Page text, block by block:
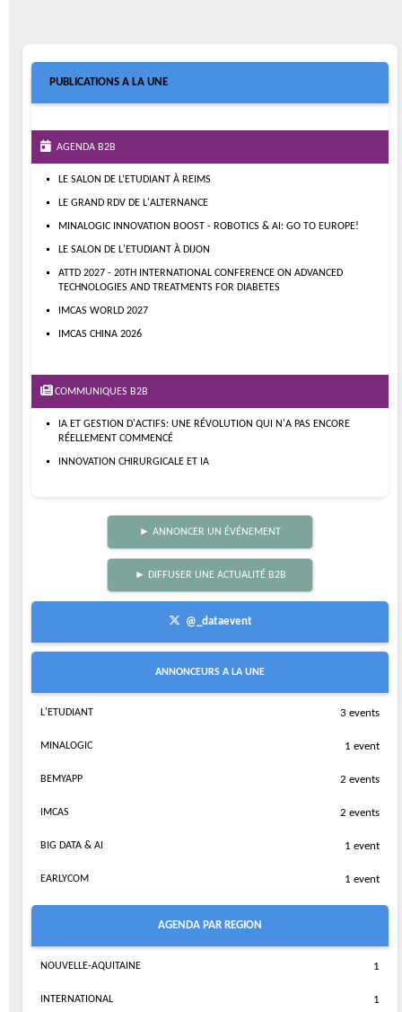
PUBLICATIONS A LA UNE
AGENDA B2B
LE SALON DE L’ETUDIANT À REIMS
LE GRAND RDV DE L'ALTERNANCE
MINALOGIC INNOVATION BOOST - ROBOTICS & AI: GO TO EUROPE!
LE SALON DE L'ETUDIANT À DIJON
ATTD 2027 - 20TH INTERNATIONAL CONFERENCE ON ADVANCED
TECHNOLOGIES AND TREATMENTS FOR DIABETES
IMCAS WORLD 2027
IMCAS CHINA 2026
COMMUNIQUES B2B
IA ET GESTION D'ACTIFS: UNE RÉVOLUTION QUI N'A PAS ENCORE
RÉELLEMENT COMMENCÉ
INNOVATION CHIRURGICALE ET IA
► ANNONCER UN ÉVÉNEMENT
► DIFFUSER UNE ACTUALITÉ B2B
@_dataevent
ANNONCEURS A LA UNE
L'ETUDIANT 3 events
MINALOGIC 1 event
BEMYAPP 2 events
IMCAS 2 events
BIG DATA & AI 1 event
EARLYCOM 1 event
AGENDA PAR REGION
NOUVELLE-AQUITAINE 1
INTERNATIONAL 1